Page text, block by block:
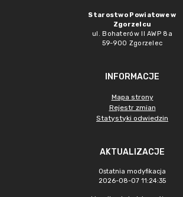
Starostwo Powiatowe w
Zgorzelcu
ul. Bohaterów II AWP 8a
59-900 Zgorzelec
INFORMACJE
Mapa strony
Rejestr zmian
Statystyki odwiedzin
AKTUALIZACJE
Ostatnia modyfikacja
2026-08-07 11:24:35